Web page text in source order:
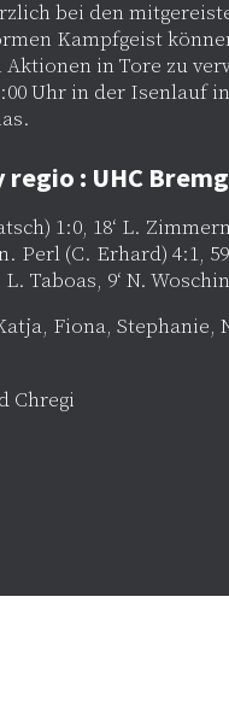
bei den
Kampfgeist
Aktionen in Tore zu
Uhr in der Isenlauf
: UHC
1:0, 18‘ L.
Perl (C. Erhard) 4:1,
Taboas, 9‘ N.
Fiona, Stephanie,
Chregi